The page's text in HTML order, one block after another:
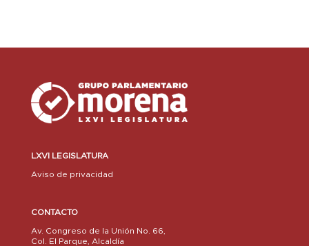
LXVI LEGISLATURA
Aviso de privacidad
CONTACTO
Av. Congreso de la Unión No. 66,
Col. El Parque, Alcaldía